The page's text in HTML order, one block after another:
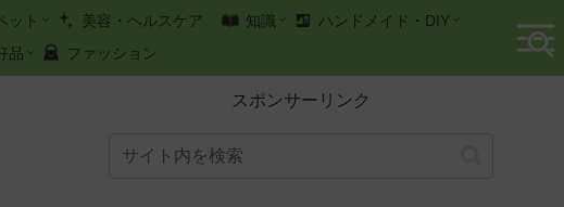
ット 美容・ヘルスケア 知識
ハンドメイド・DIY
品 ファッション
スポンサーリンク